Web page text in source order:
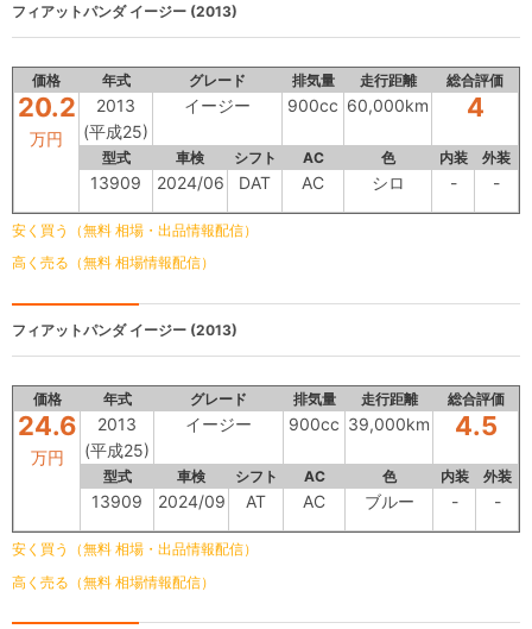
フィアットパンダイージー (2013)
価格 年式 グレード 排気量 走行距離 総合評価
20.2
万円
2013
(平成25)
イージー 900cc 60,000km 4
型式 車検 シフト AC 色 内装 外装
13909 2024/06 DAT AC シロ - -
安く買う（無料 相場・出品情報配信）
高く売る（無料 相場情報配信）
フィアットパンダイージー (2013)
価格 年式 グレード 排気量 走行距離 総合評価
24.6
万円
2013
(平成25)
イージー 900cc 39,000km 4.5
型式 車検 シフト AC 色 内装 外装
13909 2024/09 AT AC ブルー - -
安く買う（無料 相場・出品情報配信）
高く売る（無料 相場情報配信）